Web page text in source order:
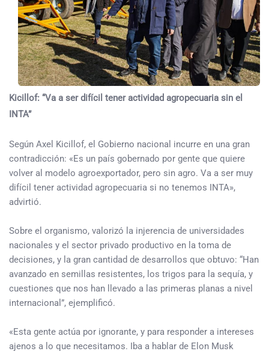
Kicillof: “Va a ser difícil tener actividad agropecuaria sin el
INTA”
Según Axel Kicillof, el Gobierno nacional incurre en una gran
contradicción: «Es un país gobernado por gente que quiere
volver al modelo agroexportador, pero sin agro. Va a ser muy
difícil tener actividad agropecuaria si no tenemos INTA»,
advirtió.
Sobre el organismo, valorizó la injerencia de universidades
nacionales y el sector privado productivo en la toma de
decisiones, y la gran cantidad de desarrollos que obtuvo: “Han
avanzado en semillas resistentes, los trigos para la sequía, y
cuestiones que nos han llevado a las primeras planas a nivel
internacional”, ejemplificó.
«Esta gente actúa por ignorante, y para responder a intereses
ajenos a lo que necesitamos. Iba a hablar de Elon Musk